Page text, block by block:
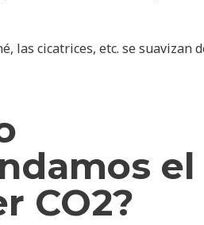
las cicatrices, etc. se suavizan
el
CO2?